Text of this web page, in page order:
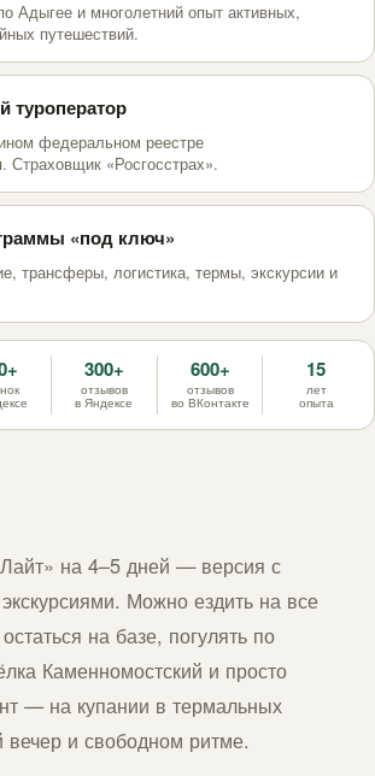
Адыгее и многолетний опыт активных,
путешествий.
федеральном реестре
Страховщик «Росгосстрах».
«под ключ»
трансферы, логистика, термы, экскурсии и
300+
отзывов
в Яндексе
600+
отзывов
во ВКонтакте
15
лет
опыта
на 4–5 дней — версия с
Можно ездить на все
на базе, погулять по
Каменномостский и просто
— на купании в термальных
вечер и свободном ритме.